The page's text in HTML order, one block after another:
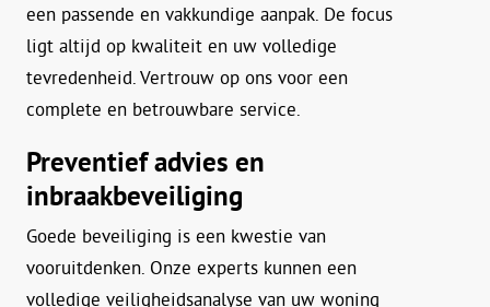
een passende en vakkundige aanpak. De focus
ligt altijd op kwaliteit en uw volledige
tevredenheid. Vertrouw op ons voor een
complete en betrouwbare service.
Preventief advies en
inbraakbeveiliging
Goede beveiliging is een kwestie van
vooruitdenken. Onze experts kunnen een
volledige veiligheidsanalyse van uw woning